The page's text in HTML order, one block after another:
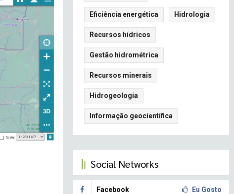
Eficiência energética Hidrologia
Recursos hídricos
Gestão hidrométrica
Recursos minerais
Hidrogeologia
Informação geocientífica
Social Networks
Facebook Eu Gosto